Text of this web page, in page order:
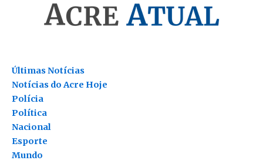
Últimas Notícias
Notícias do Acre Hoje
Polícia
Política
Nacional
Esporte
Mundo